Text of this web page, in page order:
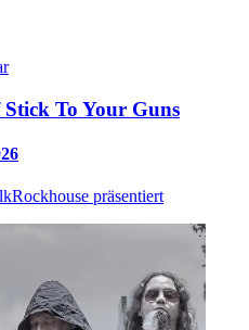
Stick To Your Guns
Rockhouse präsentiert